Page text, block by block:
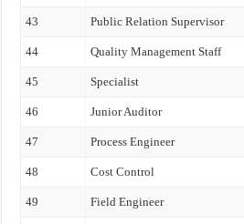
43 Public Relation Supervisor
44 Quality Management Staff
45 Specialist
46 Junior Auditor
47 Process Engineer
48 Cost Control
49 Field Engineer